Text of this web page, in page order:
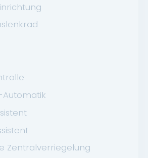
Zentralverriegelung